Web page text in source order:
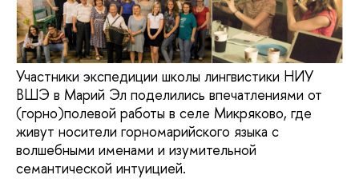
Участники экспедиции школы лингвистики НИУ
ВШЭ в Марий Эл поделились впечатлениями от
(горно)полевой работы в селе Микряково, где
живут носители горномарийского языка с
волшебными именами и изумительной
семантической интуицией.